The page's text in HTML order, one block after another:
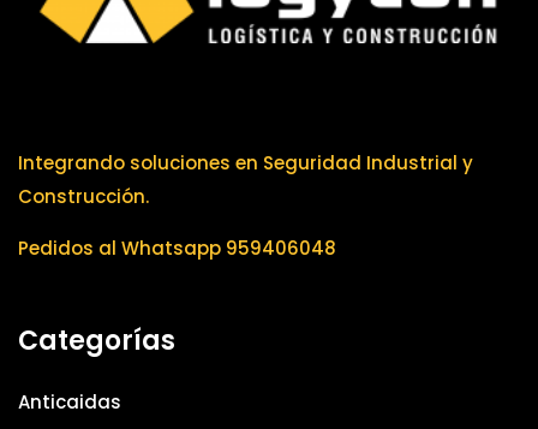
Integrando soluciones en Seguridad Industrial y
Construcción.
Pedidos al Whatsapp 959406048
Categorías
Anticaidas